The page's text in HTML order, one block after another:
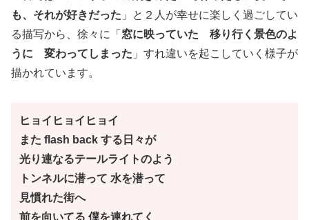
も、それが好きだった 」と２人が幸せに楽しく過ごしてい
る描写から、徐々に「 窓に映っていた 移り行く景色のよ
うに 変わってしまった 」すれ違いを起こしていく様子が
描かれています。
ヒョイヒョイヒョイ
また flash back する日々が
光り連なるテールライトのよう
トンネルに潜って 水を潜って
見慣れた街へ
前を向いてる 僕を連れてく